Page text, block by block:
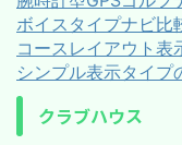
ボイスタイプナビ比
コースレイアウト表
シンプル表示タイプ
クラブハウス